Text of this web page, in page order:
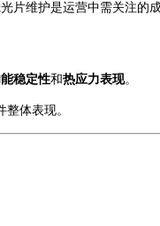
片维护是运营中需关注的成
稳定性和热应力表现。
整体表现。